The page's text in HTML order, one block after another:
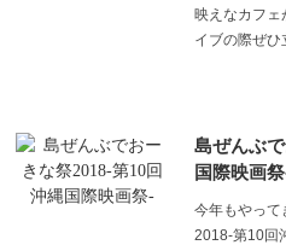
映えなカフェ
イブの際ぜひ
島ぜんぶ
国際映画
今年もやって
2018-第10回